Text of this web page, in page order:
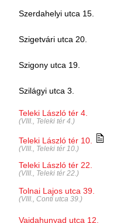
Szerdahelyi utca 15.
Szigetvári utca 20.
Szigony utca 19.
Szilágyi utca 3.
Teleki László tér 4.
(VIII., Teleki tér 4.)
Teleki László tér 10.
(VIII., Teleki tér 10.)
Teleki László tér 22.
(VIII., Teleki tér 22.)
Tolnai Lajos utca 39.
(VIII., Conti utca 39.)
Vajdahunyad utca 12.